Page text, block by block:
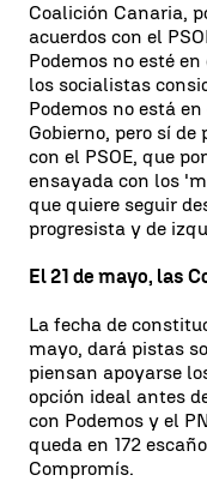
Coalición Canaria,
acuerdos con el
Podemos no esté
los socialistas
Podemos no está
Gobierno, pero sí
con el PSOE, que
ensayada con los
que quiere seguir
progresista y de
El 21 de mayo, las
La fecha de
mayo, dará pistas
piensan apoyarse
opción ideal antes
con Podemos y el
queda en 172
Compromís.